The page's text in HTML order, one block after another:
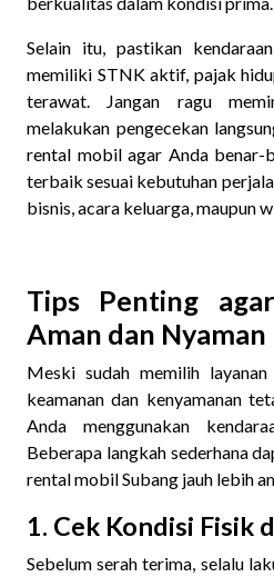
Selain itu, pastikan
memiliki STNK aktif, pajak
terawat. Jangan ragu
melakukan pengecekan
rental mobil agar Anda benar-
terbaik sesuai kebutuhan
bisnis, acara keluarga, maupun
Tips Penting
Aman dan Nyaman
Meski sudah memilih
keamanan dan kenyamanan
Anda menggunakan
Beberapa langkah sederhana
rental mobil Subang jauh lebih
1. Cek Kondisi Fisik
Sebelum serah terima, selalu